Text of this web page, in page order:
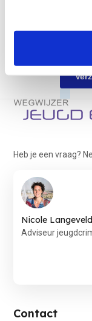
Terug naar de
Heb je een vraag?
Nicole Langeveld
Adviseur
Contact